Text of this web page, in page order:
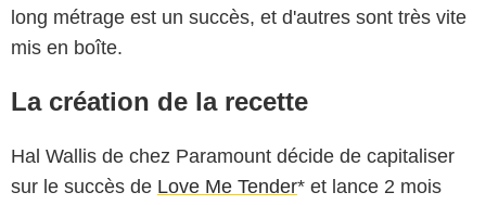
long métrage est un succès, et d'autres sont très vite
mis en boîte.
La création de la recette
Hal Wallis de chez Paramount décide de capitaliser
sur le succès de Love Me Tender* et lance 2 mois